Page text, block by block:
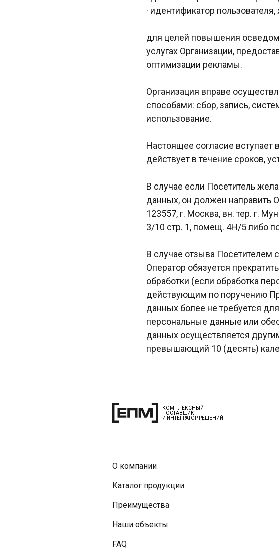
· идентификатор
для целей повышения
услугах Организации,
оптимизации рекламы.
Организация вправе
способами: сбор, запись,
использование.
Настоящее согласие вступает
действует в течение сроков,
В случае если Посетитель
данных, он должен направить
123557, г. Москва, вн. тер. г.
3/10 стр. 1, помещ. 4Н/5 либо
В случае отзыва Посетителем
Оператор обязуется
обработки (если обработка
действующим по поручению
данных более не требуется
персональные данные или
данных осуществляется
превышающий 10 (десять)
FAQ
Наши объекты
Преимущества
Каталог продукции
О компании
КОМПЛЕКСНЫЙ
ПОСТАВЩИК
И ИНТЕГРАТОР РЕШЕНИЙ